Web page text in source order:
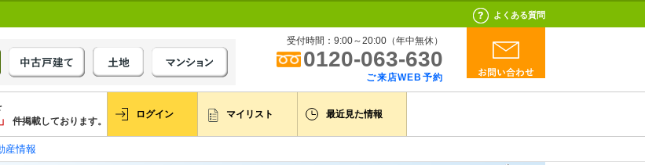
よくある質問
受付時間：9:00～20:00（年中無休）
0120-063-630
ご来店WEB予約
件掲載しております。
ログイン マイリスト 最近見た情報
産情報